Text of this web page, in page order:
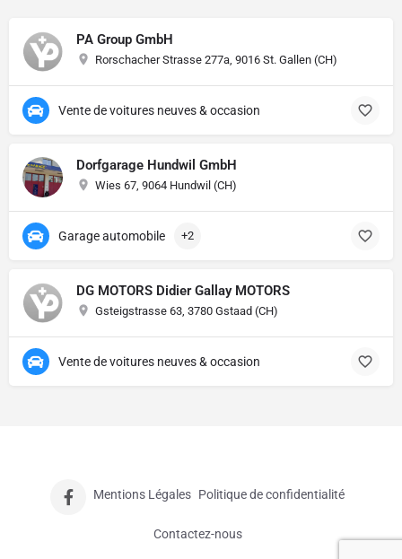
PA Group GmbH
Rorschacher Strasse 277a, 9016 St. Gallen (CH)
Vente de voitures neuves & occasion
Dorfgarage Hundwil GmbH
Wies 67, 9064 Hundwil (CH)
Garage automobile +2
DG MOTORS Didier Gallay MOTORS
Gsteigstrasse 63, 3780 Gstaad (CH)
Vente de voitures neuves & occasion
Mentions Légales Politique de confidentialité
Contactez-nous